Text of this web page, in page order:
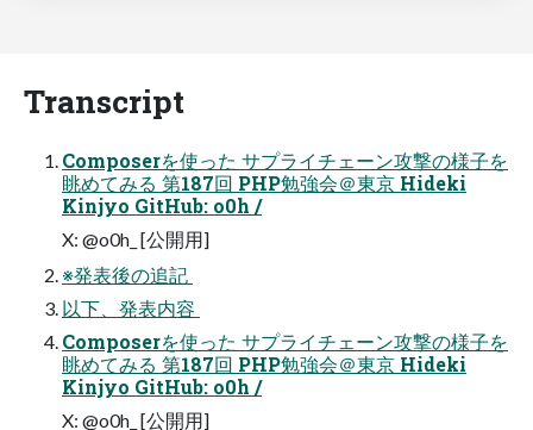
Transcript
Composerを使った サプライチェーン攻撃の様子を
眺めてみる 第187回 PHP勉強会＠東京 Hideki
Kinjyo GitHub: o0h /
X: @o0h_ [公開用]
※発表後の追記 
以下、発表内容 
Composerを使った サプライチェーン攻撃の様子を
眺めてみる 第187回 PHP勉強会＠東京 Hideki
Kinjyo GitHub: o0h /
X: @o0h_ [公開用]